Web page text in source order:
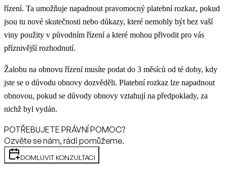
řízení. Ta umožňuje napadnout pravomocný platební rozkaz, pokud
jsou tu nové skutečnosti nebo důkazy, které nemohly být bez vaší
viny použity v původním řízení a které mohou přivodit pro vás
příznivější rozhodnutí.
Žalobu na obnovu řízení musíte podat do 3 měsíců od té doby, kdy
jste se o důvodu obnovy dozvěděli. Platební rozkaz lze napadnout
obnovou, pokud se důvody obnovy vztahují na předpoklady, za
nichž byl vydán.
POTŘEBUJETE PRÁVNÍ POMOC?
Ozvěte se nám, rádi pomůžeme.
DOMLUVIT KONZULTACI